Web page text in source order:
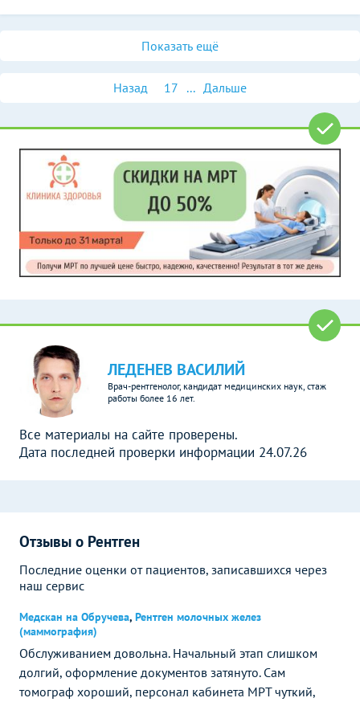
Показать ещё
Назад 17 ... Дальше
ЛЕДЕНЕВ ВАСИЛИЙ
Врач-рентгенолог, кандидат медицинских наук, стаж
работы более 16 лет.
Все материалы на сайте проверены.
Дата последней проверки информации 24.07.26
Отзывы о Рентген
Последние оценки от пациентов, записавшихся через
наш сервис
Медскан на Обручева, Рентген молочных желез
(маммография)
Обслуживанием довольна. Начальный этап слишком
долгий, оформление документов затянуто. Сам
томограф хороший, персонал кабинета МРТ чуткий,